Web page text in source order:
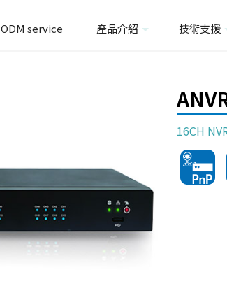
ODM service 產品介紹 技術支援
16CH